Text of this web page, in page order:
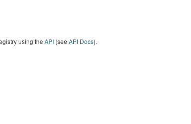
using the API (see API Docs).